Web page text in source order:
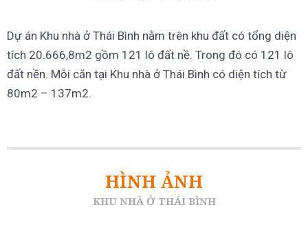
Dự án Khu nhà ở Thái Bình nằm trên khu đất có tổng diện
tích 20.666,8m2 gồm 121 lô đất nề. Trong đó có 121 lô
đất nền. Mỗi căn tại Khu nhà ở Thái Bình có diện tích từ
80m2 – 137m2.
HÌNH ẢNH
KHU NHÀ Ở THÁI BÌNH